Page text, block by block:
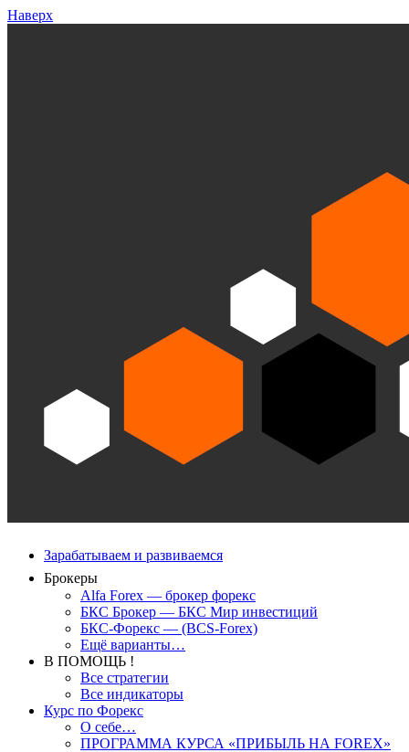
Наверх
Зарабатываем и развиваемся
Брокеры
Alfa Forex — брокер форекс
БКС Брокер — БКС Мир инвестиций
БКС-Форекс — (BCS-Forex)
Ещё варианты…
В ПОМОЩЬ !
Все стратегии
Все индикаторы
Курс по Форекс
О себе…
ПРОГРАММА КУРСА «ПРИБЫЛЬ НА FOREX»